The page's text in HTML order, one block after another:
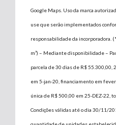
Google Maps. Uso da marca
use que serão implementados
responsabilidade da incorporadora.
m²) – Mediante disponibilidade –
parcela de 30 dias de R$ 55.300,00,
em 5-jan-20, financiamento em
única de R$ 500,00 em 25-DEZ-22,
Condições válidas até o dia 30/11/